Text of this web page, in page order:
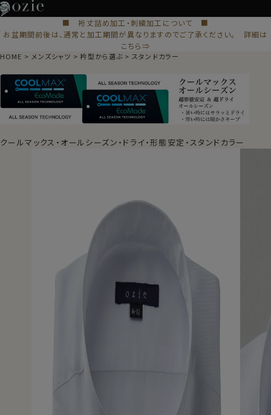
■ 裄丈詰め加工・刺繍加工について ■
お盆期間前後は、通常と加工期間が異なりますのでご了承ください。 詳細は
こちら⇒
HOME メンズシャツ 衿型から選ぶ スタンドカラー
クールマックス・オールシーズン・ドライ・形態安定・スタンドカラー